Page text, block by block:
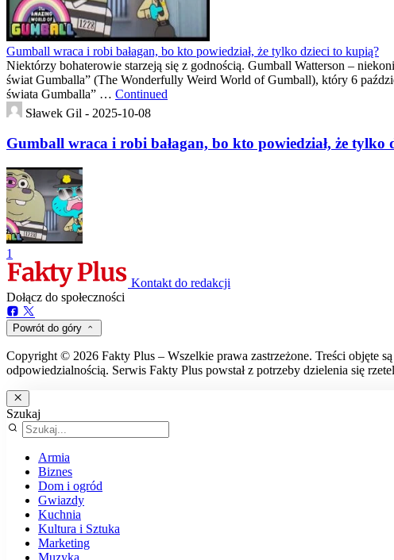
Gumball wraca i robi bałagan, bo kto powiedział, że tylko dzieci to kupią?
Niektórzy bohaterowie starzeją się z godnością. Gumball Watterson –
świat Gumballa” (The Wonderfully Weird World of Gumball), który 6
świata Gumballa” … Continued
Sławek Gil - 2025-10-08
Gumball wraca i robi bałagan, bo kto powiedział, że tylko
1
Kontakt do redakcji
Dołącz do społeczności
Powrót do góry
Copyright © 2026 Fakty Plus – Wszelkie prawa zastrzeżone. Treści objęte
odpowiedzialnością. Serwis Fakty Plus powstał z potrzeby dzielenia się
Szukaj
Armia
Biznes
Dom i ogród
Gwiazdy
Kuchnia
Kultura i Sztuka
Marketing